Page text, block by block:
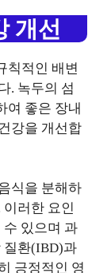
개선
칙적인 배변
. 녹두의 섬
여 좋은 장내
강을 개선합
식을 분해하
러한 요인
수 있으며 과
질환(IBD)과
긍정적인 영